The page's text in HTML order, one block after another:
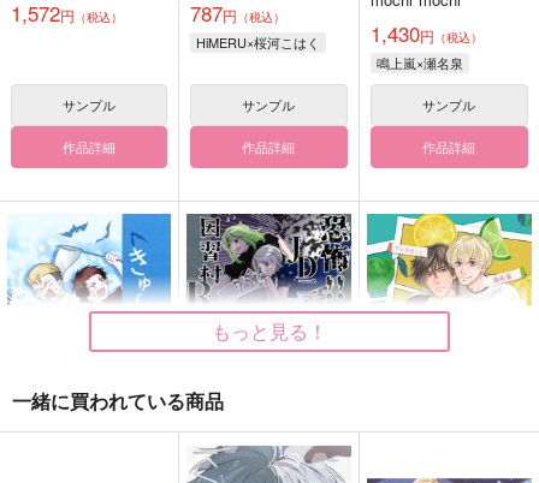
1,572円 （税込）
サンプル
作品詳細
787円 （税込）
HiMERU×桜河こはく
サンプル
作品詳細
1,430円 （税込）
鳴上嵐×瀬名泉
サンプル
作品詳細
JD二人の因習村RTA
もっと見る！
一緒に買われている商品